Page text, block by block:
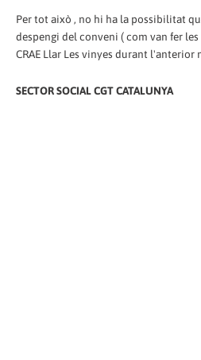
Per tot això , no hi ha la possibilitat
despengi del conveni ( com van fer
CRAE Llar Les vinyes durant l'anterior
SECTOR SOCIAL CGT CATALUNYA